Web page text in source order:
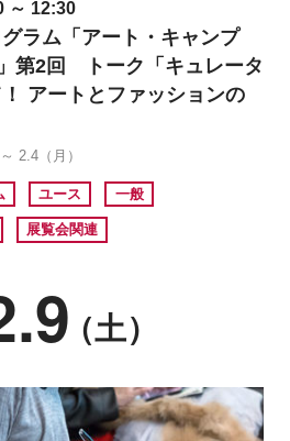
～ 12:30
ラム「アート・キャンプ
第2回 トーク「キュレータ
アートとファッションの
2.4（月）
ユース 一般
展覧会関連
（土）